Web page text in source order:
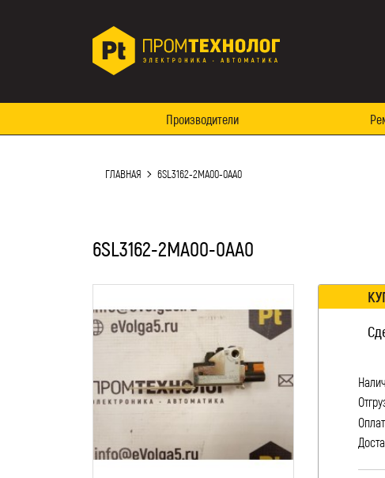
Производители
ГЛАВНАЯ 6SL3162-2MA00-0AA0
6SL3162-2MA00-0AA0